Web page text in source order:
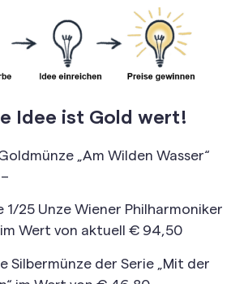
Idee ist Gold wert!
„Am Wilden Wasser“
1/25 Unze Wiener Philharmoniker
Wert von aktuell € 94,50
Silbermünze der Serie „Mit der